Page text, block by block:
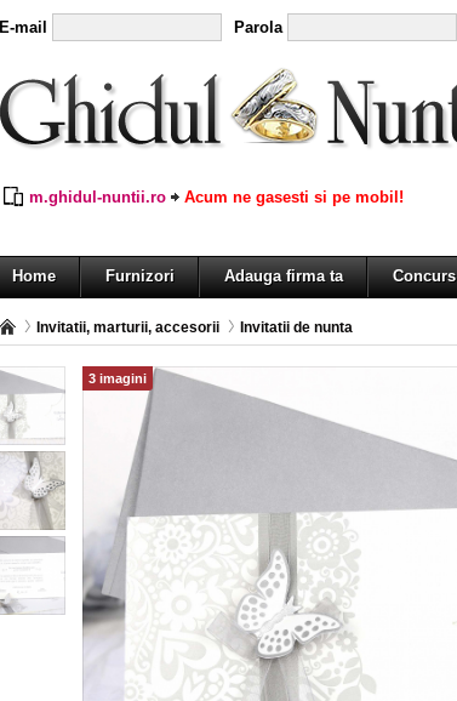
E-mail Parola
m.ghidul-nuntii.ro Acum ne gasesti si pe mobil!
Home Furnizori Adauga firma ta Concurs
Invitatii, marturii, accesorii Invitatii de nunta
3 imagini